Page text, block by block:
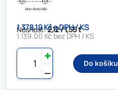
Nosnost:2,12 / 1,55 t
1 378.19 Kč s DPH / KS
1 139.00 Kč bez DPH / KS
⚊
✚
Do košíku